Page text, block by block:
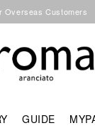
Overseas Customers
GUIDE